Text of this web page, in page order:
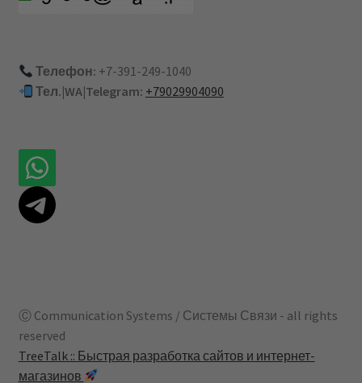
Телефон: +7-391-249-1040
Тел.|WA|Telegram: +79029904090
Ⓒ Communication Systems / Системы Связи - all rights
reserved
TreeTalk :: Быстрая разработка сайтов и интернет-
магазинов